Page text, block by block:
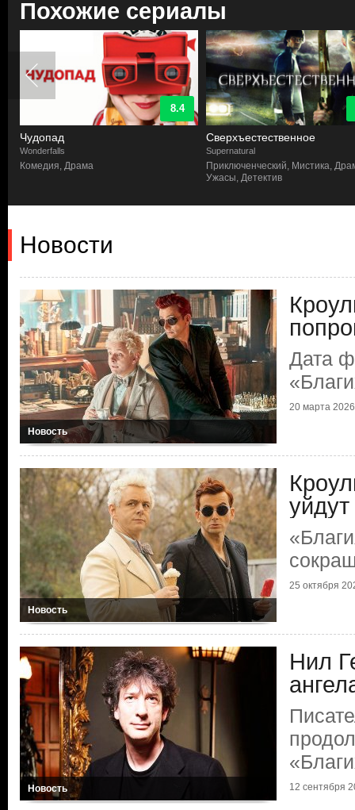
Похожие сериалы
8.4
Чудопад
Wonderfalls
Комедия, Драма
Сверхъестественное
Supernatural
Приключенческий, Мистика,
Ужасы, Детектив
Новости
Новость
Дата
20 марта 2026
Новость
25 октября
Новость
Нил
12 сентября